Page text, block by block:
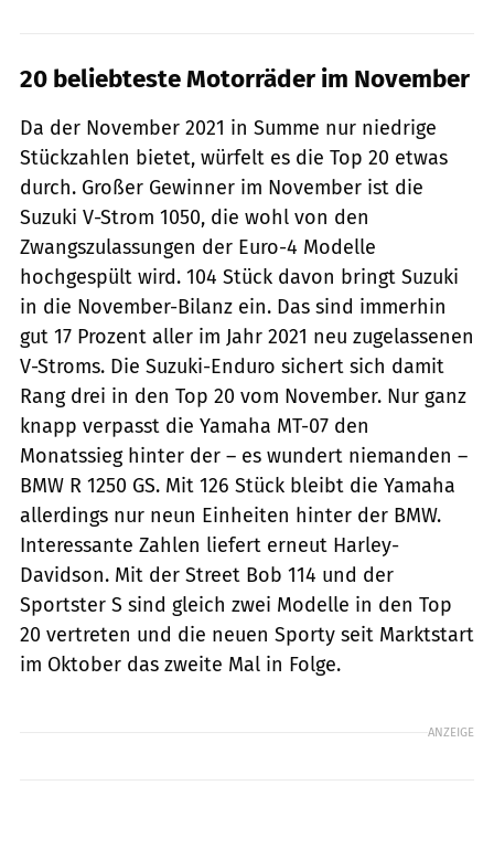
20 beliebteste Motorräder im November
Da der November 2021 in Summe nur niedrige
Stückzahlen bietet, würfelt es die Top 20 etwas
durch. Großer Gewinner im November ist die
Suzuki V-Strom 1050, die wohl von den
Zwangszulassungen der Euro-4 Modelle
hochgespült wird. 104 Stück davon bringt Suzuki
in die November-Bilanz ein. Das sind immerhin
gut 17 Prozent aller im Jahr 2021 neu zugelassenen
V-Stroms. Die Suzuki-Enduro sichert sich damit
Rang drei in den Top 20 vom November. Nur ganz
knapp verpasst die Yamaha MT-07 den
Monatssieg hinter der – es wundert niemanden –
BMW R 1250 GS. Mit 126 Stück bleibt die Yamaha
allerdings nur neun Einheiten hinter der BMW.
Interessante Zahlen liefert erneut Harley-
Davidson. Mit der Street Bob 114 und der
Sportster S sind gleich zwei Modelle in den Top
20 vertreten und die neuen Sporty seit Marktstart
im Oktober das zweite Mal in Folge.
ANZEIGE